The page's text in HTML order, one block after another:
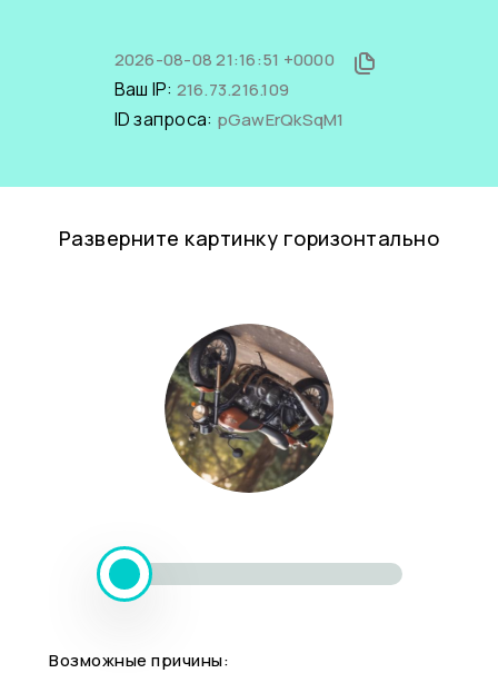
2026-08-08 21:16:51 +0000
Ваш IP: 216.73.216.109
ID запроса: pGawErQkSqM1
Разверните картинку горизонтально
Возможные причины: